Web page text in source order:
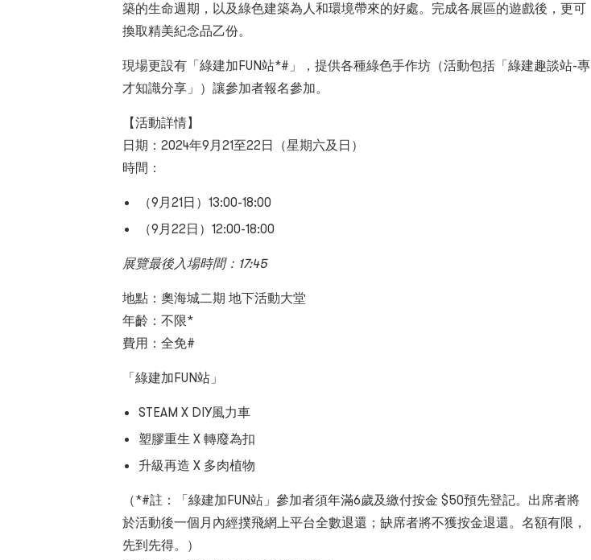
築的生命週期，以及綠色建築為人和環境帶來的好處。完成各展區的遊戲後，更可
換取精美紀念品乙份。
現場更設有「綠建加FUN站*#」，提供各種綠色手作坊（活動包括「綠建趣談站-專
才知識分享」）讓參加者報名參加。
【活動詳情】
日期：2024年9月21至22日（星期六及日）
時間：
（9月21日）13:00-18:00
（9月22日）12:00-18:00
展覽最後入場時間：17:45
地點：奧海城二期 地下活動大堂
年齡：不限*
費用：全免#
「綠建加FUN站」
STEAM X DIY風力車
塑膠重生 X 轉廢為扣
升級再造 X 多肉植物
（*#註：「綠建加FUN站」參加者須年滿6歲及繳付按金 $50預先登記。出席者將
於活動後一個月內經撲飛網上平台全數退還；缺席者將不獲按金退還。名額有限，
先到先得。）